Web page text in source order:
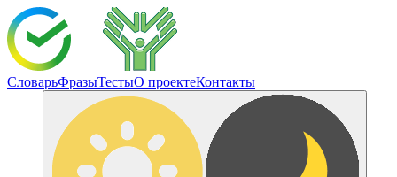
СловарьФразыТестыО проектеКонтакты